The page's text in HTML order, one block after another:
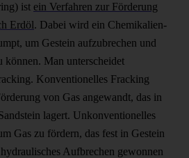
ist ein Verfahren zur Förderung
Erdöl. Dabei wird ein Chemikalien-
um Gestein aufzubrechen und
können. Man unterscheidet
Konventionelles Fracking
von Gas angewandt, das in
lagert. Unkonventionelles
Gas zu fördern, das fest in Gestein
Aufbrechen gewonnen